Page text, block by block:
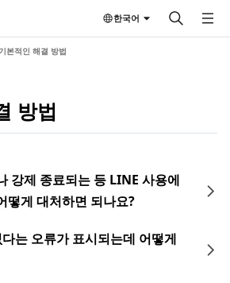
한국어
기본적인 해결 방법
방법
강제 종료되는 등 LINE 사용에
떻게 대처하면 되나요?
는 오류가 표시되는데 어떻게